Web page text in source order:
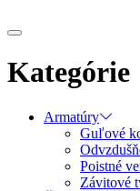
Kategórie
Armatúry
Guľové
Poistné
Závitové